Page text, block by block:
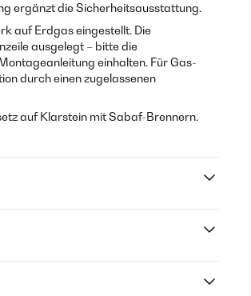
ergänzt die Sicherheitsausstattung.
auf Erdgas eingestellt. Die
ausgelegt – bitte die
einhalten. Für Gas-
durch einen zugelassenen
auf Klarstein mit Sabaf-Brennern.